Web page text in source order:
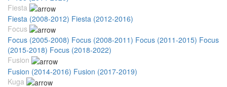
Fiesta
Fiesta (2008-2012) Fiesta (2012-2016)
Focus
Focus (2005-2008) Focus (2008-2011) Focus (2011-2015) Focus
(2015-2018) Focus (2018-2022)
Fusion
Fusion (2014-2016) Fusion (2017-2019)
Kuga